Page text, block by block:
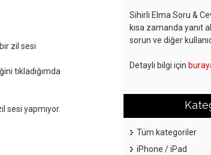
zil sesi
tıkladığımda
sesi yapmıyor.
Sihirli Elma Soru &
kısa zamanda yanıt
sorun ve diğer
Detaylı bilgi için
Tüm kategoriler
iPhone / iPad